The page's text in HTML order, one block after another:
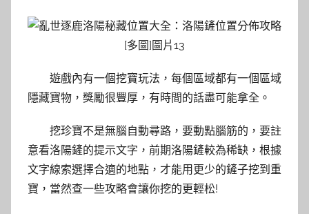
遊戲內有一個挖寶玩法，每個區域都有一個區域
隱藏寶物，獎勵很豐厚，有時間的話盡可能拿全。
挖珍寶不是無腦自動尋路，要動點腦筋的，要註
意看洛陽鏟的提示文字，前期洛陽鏟較為稀缺，根據
文字線索選擇合適的地點，才能用更少的鏟子挖到重
寶，當然查一些攻略會讓你挖的更輕松!